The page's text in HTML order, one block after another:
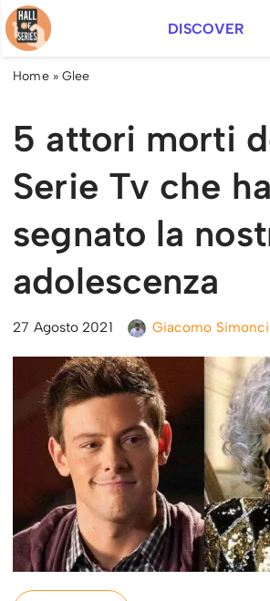
Vai
al
DISCOVER
Home» Glee
5 attori morti
Serie Tv che
segnato la
adolescenza
27 Agosto 2021 Giacomo